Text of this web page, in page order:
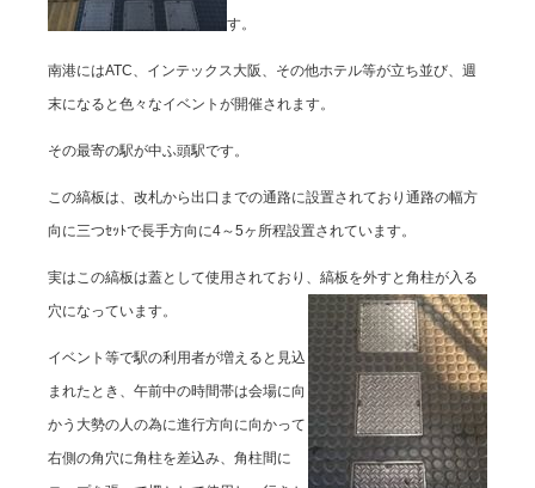
す。
南港にはATC、インテックス大阪、その他ホテル等が立ち並び、週
末になると色々なイベントが開催されます。
その最寄の駅が中ふ頭駅です。
この縞板は、改札から出口までの通路に設置されており通路の幅方
向に三つｾｯﾄで長手方向に4～5ヶ所程設置されています。
実はこの縞板は蓋として使用されており、縞板を外すと角柱が入る
穴になっています。
イベント等で駅の利用者が増えると見込
まれたとき、午前中の時間帯は会場に向
かう大勢の人の為に進行方向に向かって
右側の角穴に角柱を差込み、角柱間に